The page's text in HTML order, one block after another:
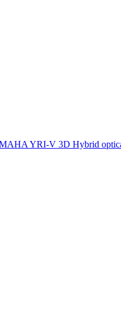
YRI-V 3D Hybrid